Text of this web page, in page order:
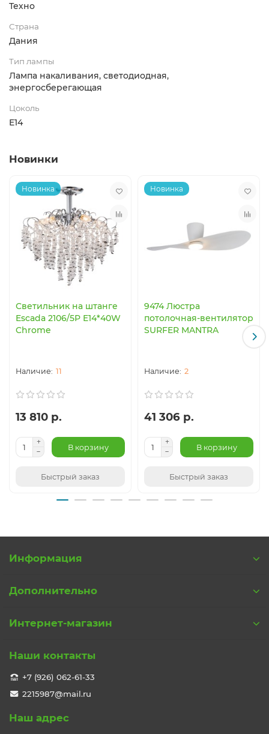
Техно
Страна
Дания
Тип лампы
Лампа накаливания, светодиодная,
энергосберегающая
Цоколь
E14
Новинки
Новинка
Светильник на штанге
Escada 2106/5P E14*40W
Chrome
11
13 810 р.
В корзину
Быстрый заказ
Новинка
9474 Люстра
потолочная-вентилятор
SURFER MANTRA
2
41 306 р.
В корзину
Быстрый заказ
Информация
Дополнительно
Интернет-магазин
Наши контакты
+7 (926) 062-61-33
2215987@mail.ru
Наш адрес